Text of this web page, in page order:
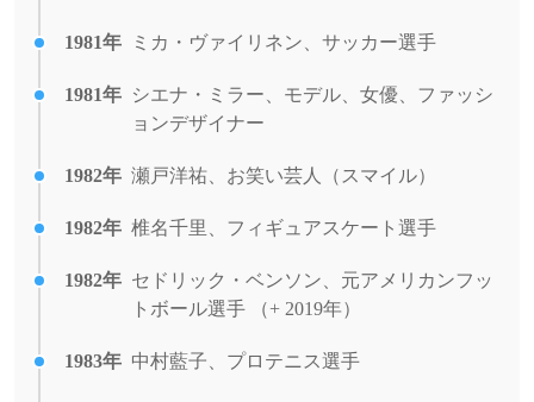
1981年 ミカ・ヴァイリネン、サッカー選手
1981年 シエナ・ミラー、モデル、女優、ファッシ
ョンデザイナー
1982年 瀬戸洋祐、お笑い芸人（スマイル）
1982年 椎名千里、フィギュアスケート選手
1982年 セドリック・ベンソン、元アメリカンフッ
トボール選手 （+ 2019年）
1983年 中村藍子、プロテニス選手